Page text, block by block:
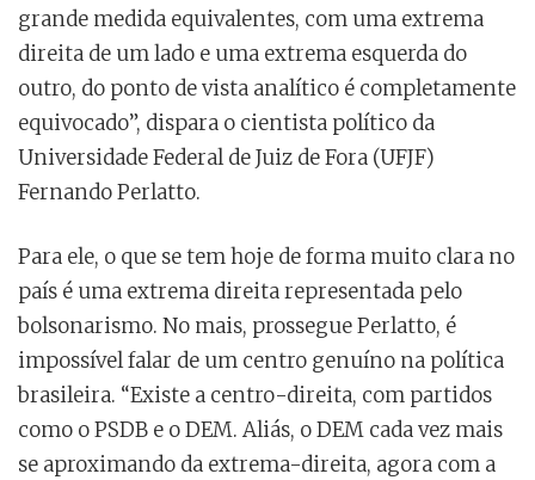
grande medida equivalentes, com uma extrema
direita de um lado e uma extrema esquerda do
outro, do ponto de vista analítico é completamente
equivocado”, dispara o cientista político da
Universidade Federal de Juiz de Fora (UFJF)
Fernando Perlatto.
Para ele, o que se tem hoje de forma muito clara no
país é uma extrema direita representada pelo
bolsonarismo. No mais, prossegue Perlatto, é
impossível falar de um centro genuíno na política
brasileira. “Existe a centro-direita, com partidos
como o PSDB e o DEM. Aliás, o DEM cada vez mais
se aproximando da extrema-direita, agora com a